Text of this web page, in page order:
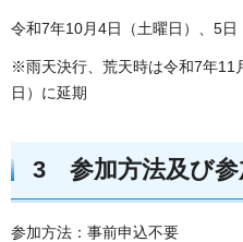
令和7年10月4日（土曜日）、5
※雨天決行、荒天時は令和7年11
日）に延期
3 参加方法及び参
参加方法：事前申込不要